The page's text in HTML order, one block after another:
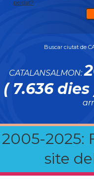
perdut?
Buscar ciutat de
CATALANSALMON:
( 7.636 dies
2005-2025:
site